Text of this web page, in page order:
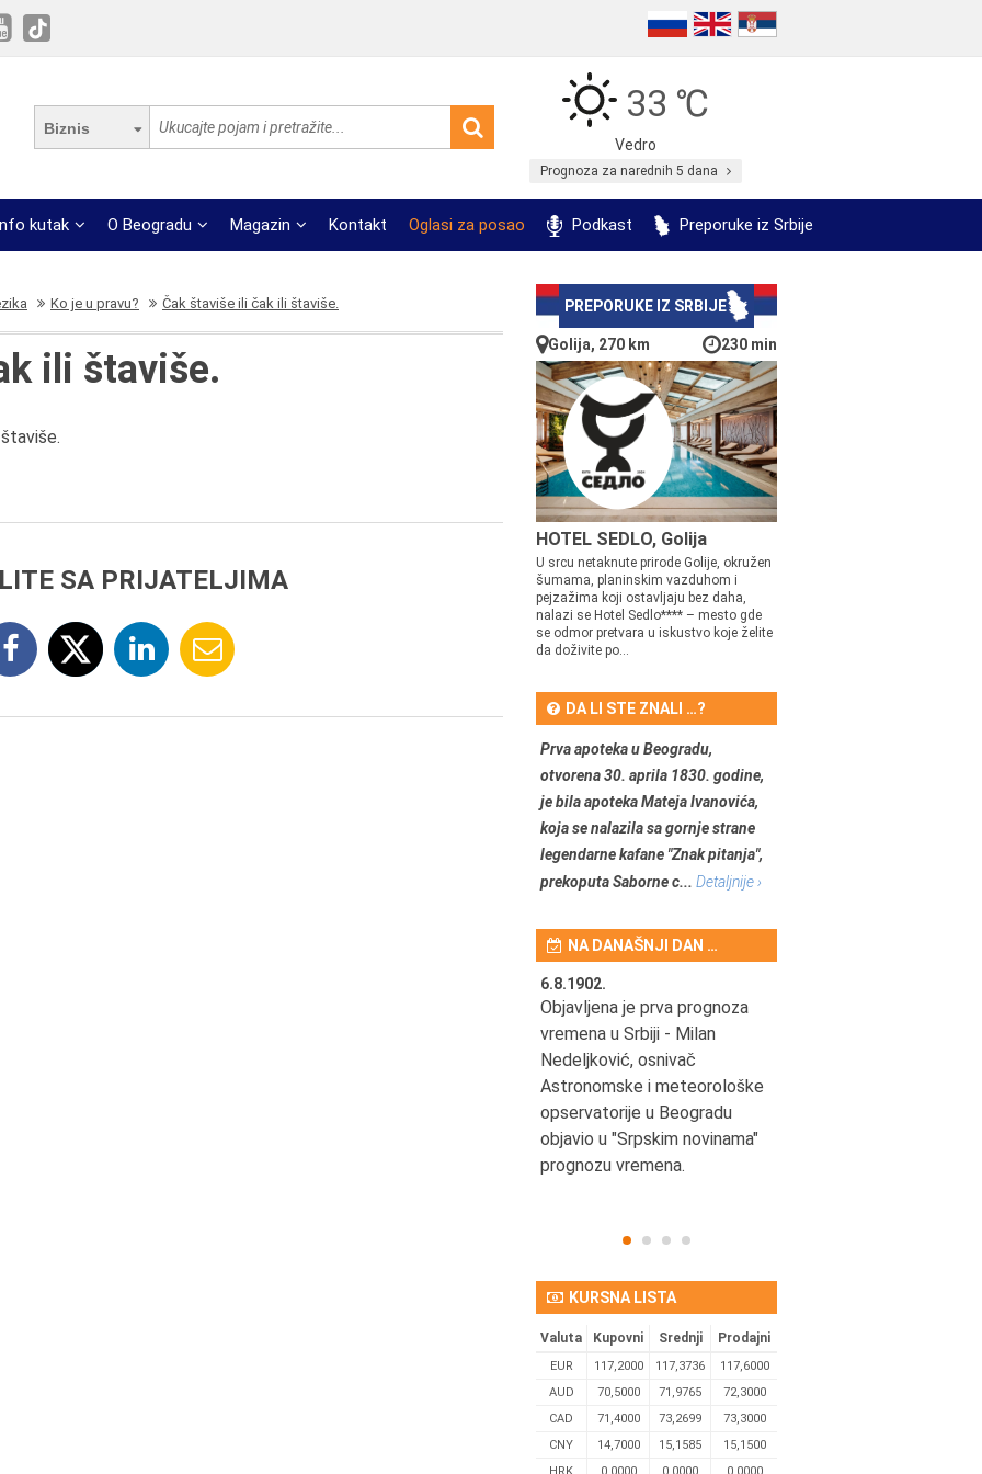
Biznis
33 ℃
Vedro
Prognoza za narednih 5 dana
kutak O Beogradu Magazin Kontakt Oglasi za posao Podkast Preporuke iz Srbije
Ko je u pravu? Čak štaviše ili čak ili štaviše.
ili štaviše.
SA PRIJATELJIMA
PREPORUKE IZ SRBIJE
Golija, 270 km 230 min
HOTEL SEDLO, Golija
U srcu netaknute prirode Golije, okružen
šumama, planinskim vazduhom i
pejzažima koji ostavljaju bez daha,
nalazi se Hotel Sedlo**** – mesto gde
se odmor pretvara u iskustvo koje želite
da doživite po...
DA LI STE ZNALI …?
Prva apoteka u Beogradu,
otvorena 30. aprila 1830. godine,
je bila apoteka Mateja Ivanovića,
koja se nalazila sa gornje strane
legendarne kafane "Znak pitanja",
prekoputa Saborne c... Detaljnije ›
NA DANAŠNJI DAN …
6.8.1902.
Objavljena je prva prognoza
vremena u Srbiji - Milan
Nedeljković, osnivač
Astronomske i meteorološke
opservatorije u Beogradu
objavio u "Srpskim novinama"
prognozu vremena.
KURSNA LISTA
Valuta Kupovni Srednji Prodajni
EUR 117,2000 117,3736
117,6000
AUD
70,5000 71,9765
72,3000
CAD
71,4000 73,2699
73,3000
CNY
14,7000 15,1585
15,1500
HRK
0,0000 0,0000 0,0000